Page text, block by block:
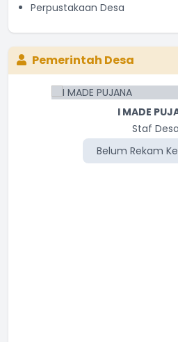
Perpustakaan Desa
Pemerintah Desa
I MADE
Staf Desa
Belum Rekam